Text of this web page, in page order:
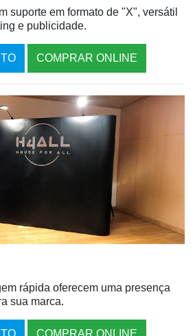
suporte em formato de "X", versátil
e publicidade.
COMPRAR ONLINE
rápida oferecem uma presença
sua marca.
COMPRAR ONLINE